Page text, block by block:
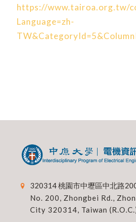
https://www.tairoa.org.tw/
Language=zh-
320314 桃園市中壢區中北路
No. 200, Zhongbei Rd.,
City 320314, Taiwan